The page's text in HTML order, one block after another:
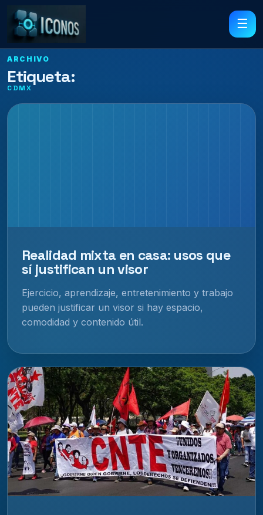
☰
ARCHIVO
Etiqueta:
CDMX
Realidad mixta en casa: usos que
sí justifican un visor
Ejercicio, aprendizaje, entretenimiento y trabajo
pueden justificar un visor si hay espacio,
comodidad y contenido útil.